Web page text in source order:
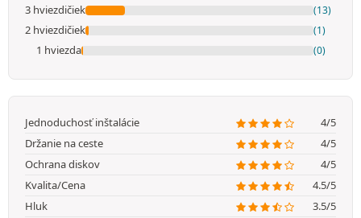
3 hviezdičiek (13)
2 hviezdičiek (1)
1 hviezda (0)
Jednoduchosť inštalácie
4/5
Držanie na ceste
4/5
Ochrana diskov
4/5
Kvalita/Cena
4.5/5
Hluk
3.5/5